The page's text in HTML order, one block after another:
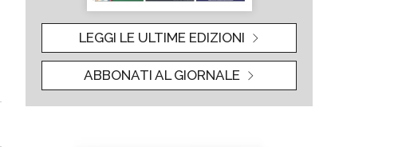
LEGGI LE ULTIME EDIZIONI
ABBONATI AL GIORNALE